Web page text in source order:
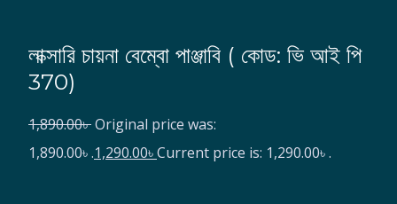
লাক্সারি চায়না বেম্বো পাঞ্জাবি ( কোড: ভি আই পি
370)
1,890.00৳Original price was:
1,890.00৳ .1,290.00৳Current price is: 1,290.00৳ .